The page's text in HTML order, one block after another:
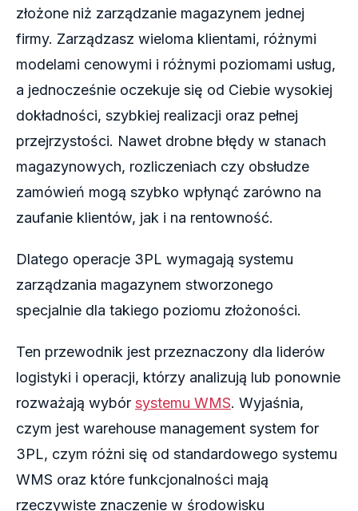
złożone niż zarządzanie magazynem jednej
firmy. Zarządzasz wieloma klientami, różnymi
modelami cenowymi i różnymi poziomami usług,
a jednocześnie oczekuje się od Ciebie wysokiej
dokładności, szybkiej realizacji oraz pełnej
przejrzystości. Nawet drobne błędy w stanach
magazynowych, rozliczeniach czy obsłudze
zamówień mogą szybko wpłynąć zarówno na
zaufanie klientów, jak i na rentowność.
Dlatego operacje 3PL wymagają systemu
zarządzania magazynem stworzonego
specjalnie dla takiego poziomu złożoności.
Ten przewodnik jest przeznaczony dla liderów
logistyki i operacji, którzy analizują lub ponownie
rozważają wybór systemu WMS. Wyjaśnia,
czym jest warehouse management system for
3PL, czym różni się od standardowego systemu
WMS oraz które funkcjonalności mają
rzeczywiste znaczenie w środowisku